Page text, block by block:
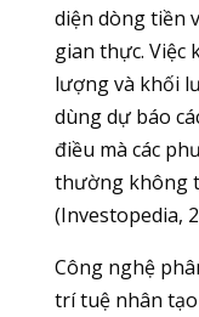
diện dòng tiền
gian thực. Việc
lượng và khối
dùng dự báo
điều mà các
thường không
(Investopedia,
Công nghệ
trí tuệ nhân